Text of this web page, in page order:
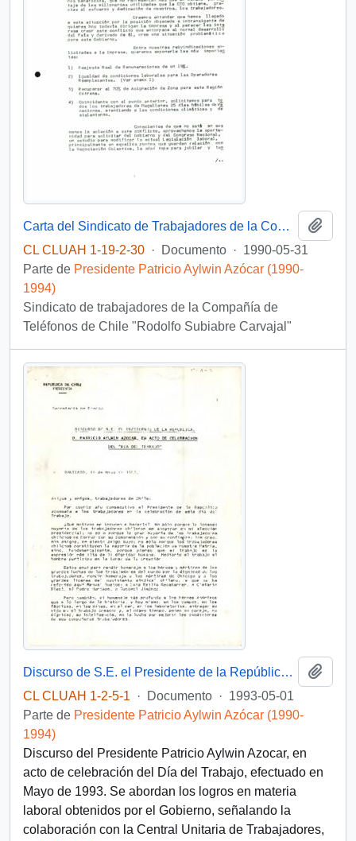
Carta del Sindicato de Trabajadores de la Compañía de Teléfonos de Chile de la XII región "Rodolfo Subiabre Carvajal", al Presidente de la República, Patricio Aylwin Azócar, informándole de una huelga legal que han iniciado muchos de los trabajadores
CL CLUAH 1-19-2-30 · Documento · 1990-05-31
Parte de Presidente Patricio Aylwin Azócar (1990-
1994)
Sindicato de trabajadores de la Compañía de
Teléfonos de Chile "Rodolfo Subiabre Carvajal"
Discurso de S.E. el Presidente de la República, D. Patricio Aylwin Azocar, en acto de celebración del Día del Trabajo
CL CLUAH 1-2-5-1
· Documento · 1993-05-01
Parte de Presidente Patricio Aylwin Azócar (1990-
1994)
Discurso del Presidente Patricio Aylwin Azocar, en
acto de celebración del Día del Trabajo, efectuado en
Mayo de 1993. Se abordan los logros en materia
laboral obtenidos por el Gobierno, señalando la
colaboración con la Central Unitaria de Trabajadores,